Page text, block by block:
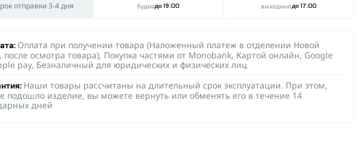
отправки 3-4 дня буднидо 19:00 выходныедо 17:00
Оплата при получении товара (Наложенный платеж в отделении Новой
после осмотра товара), Покупка частями от Monobank, Картой онлайн, Google
pay, Безналичный для юридических и физических лиц
Наши товары рассчитаны на длительный срок эксплуатации. При этом,
подошло изделие, вы можете вернуть или обменять его в течение 14
дней